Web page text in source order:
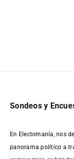
Sondeos y
En Electomanía, nos
panorama político a